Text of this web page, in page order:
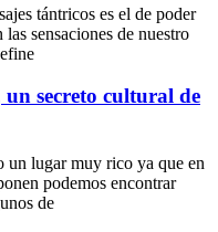
tántricos es el de poder
sensaciones de nuestro
secreto cultural de
un lugar muy rico ya que en
podemos encontrar
de